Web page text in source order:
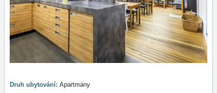
Druh ubytování: Apartmány